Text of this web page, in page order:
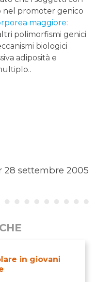
promoter genico
maggiore:
polimorfismi genici
biologici
adiposità e
28 settembre 2005
in giovani